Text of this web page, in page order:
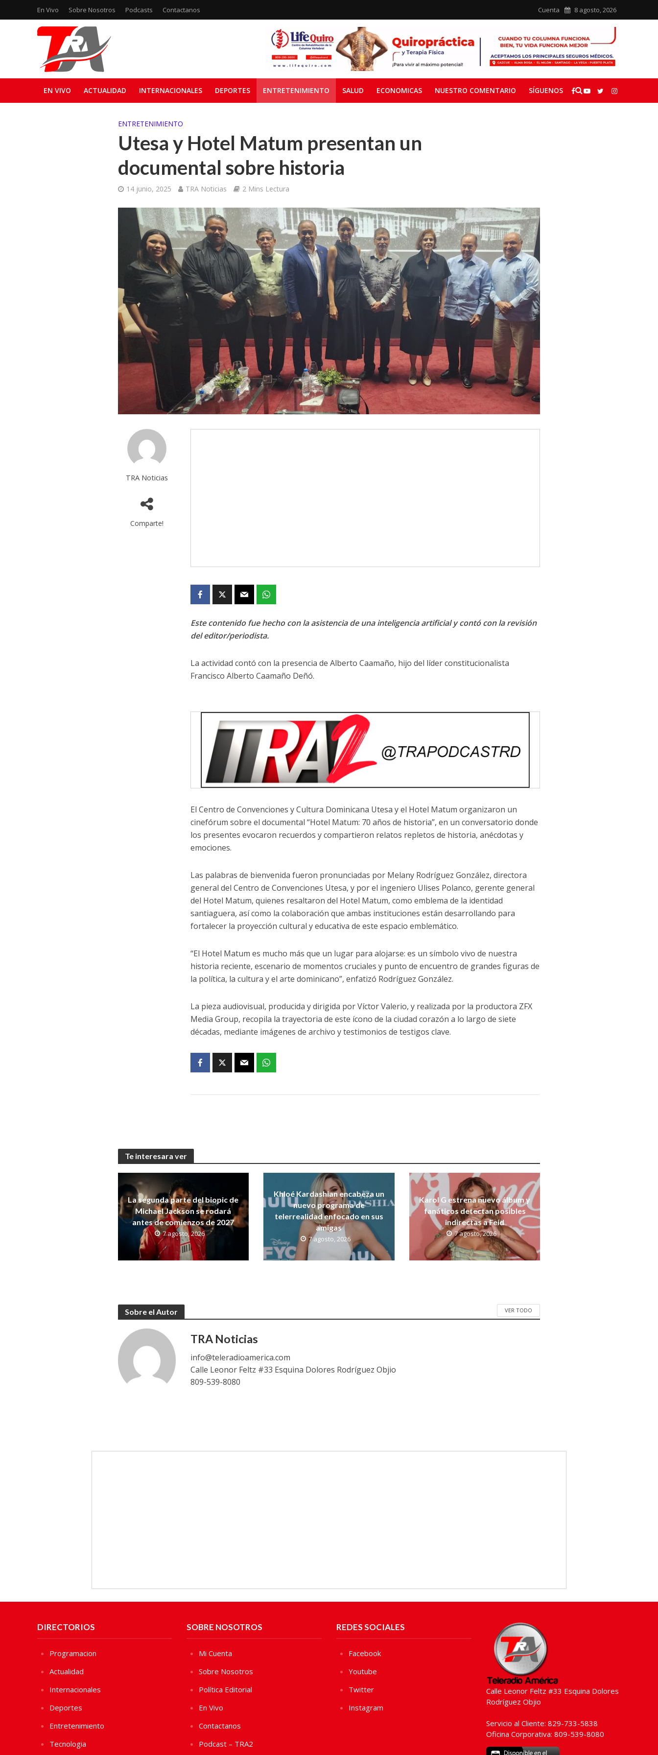
En Vivo Sobre Nosotros Podcasts Contactanos Cuenta 8 agosto, 2026
EN VIVO ACTUALIDAD INTERNACIONALES DEPORTES ENTRETENIMIENTO SALUD ECONOMICAS NUESTRO COMENTARIO SÍGUENOS
ENTRETENIMIENTO
Utesa y Hotel Matum presentan un
documental sobre historia
14 junio, 2025 TRA Noticias 2 Mins Lectura
TRA Noticias
Comparte!
Este contenido fue hecho con la asistencia de una inteligencia artificial y contó con la revisión
del editor/periodista.
La actividad contó con la presencia de Alberto Caamaño, hijo del líder constitucionalista
Francisco Alberto Caamaño Deñó.
El Centro de Convenciones y Cultura Dominicana Utesa y el Hotel Matum organizaron un
cinefórum sobre el documental “Hotel Matum: 70 años de historia”, en un conversatorio donde
los presentes evocaron recuerdos y compartieron relatos repletos de historia, anécdotas y
emociones.
Las palabras de bienvenida fueron pronunciadas por Melany Rodríguez González, directora
general del Centro de Convenciones Utesa, y por el ingeniero Ulises Polanco, gerente general
del Hotel Matum, quienes resaltaron del Hotel Matum, como emblema de la identidad
santiaguera, así como la colaboración que ambas instituciones están desarrollando para
fortalecer la proyección cultural y educativa de este espacio emblemático.
“El Hotel Matum es mucho más que un lugar para alojarse: es un símbolo vivo de nuestra
historia reciente, escenario de momentos cruciales y punto de encuentro de grandes figuras de
la política, la cultura y el arte dominicano”, enfatizó Rodríguez González.
La pieza audiovisual, producida y dirigida por Víctor Valerio, y realizada por la productora ZFX
Media Group, recopila la trayectoria de este ícono de la ciudad corazón a lo largo de siete
décadas, mediante imágenes de archivo y testimonios de testigos clave.
Te interesara ver
La segunda parte del biopic de
Michael Jackson se rodará
antes de comienzos de 2027
7 agosto, 2026
Khloé Kardashian encabeza un
nuevo programa de
telerrealidad enfocado en sus
amigas
7 agosto, 2026
Karol G estrena nuevo álbum y
fanáticos detectan posibles
indirectas a Feid
7 agosto, 2026
Sobre el Autor VER TODO
TRA Noticias
info@teleradioamerica.com
Calle Leonor Feltz #33 Esquina Dolores Rodríguez Objio
809-539-8080
DIRECTORIOS
Programacion
Actualidad
Internacionales
Deportes
Entretenimiento
Tecnologia
SOBRE NOSOTROS
Mi Cuenta
Sobre Nosotros
Política Editorial
En Vivo
Contactanos
Podcast – TRA2
REDES SOCIALES
Facebook
Youtube
Twitter
Instagram
Calle Leonor Feltz #33 Esquina Dolores
Rodríguez Objio
Servicio al Cliente: 829-733-5838
Oficina Corporativa: 809-539-8080